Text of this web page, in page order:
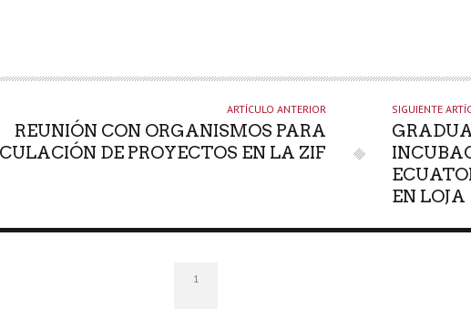
ARTÍCULO ANTERIOR
REUNIÓN CON ORGANISMOS PARA
DE PROYECTOS EN LA ZIF
SIGUIENTE
EN LOJA
1